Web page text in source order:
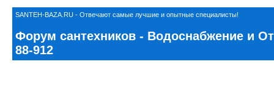
SANTEH-BAZA.RU - Отвечают самые лучшие и опытные специалисты!
Форум сантехников - Водоснабжение и
88-912